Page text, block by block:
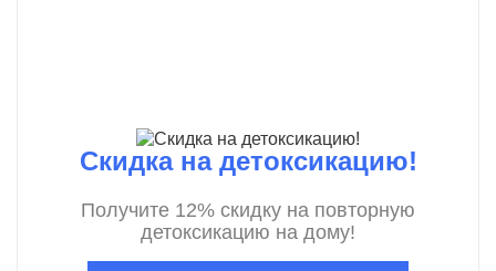
Скидка на детоксикацию!
Получите 12% скидку на повторную
детоксикацию на дому!